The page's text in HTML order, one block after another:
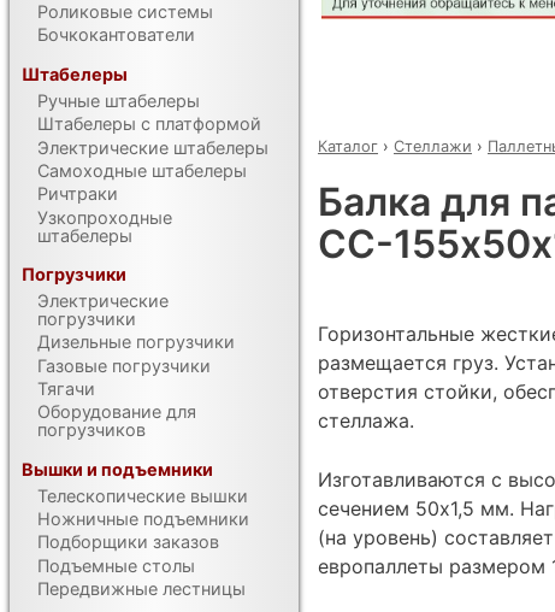
Каталог › Стеллажи ›
Балка для
СС-
Горизонтальные
размещается груз.
отверстия стойки,
стеллажа.
Изготавливаются с
сечением 50х1,5 мм.
(на уровень)
европаллеты размером
Роликовые системы
Бочкокантователи
Штабелеры
Ручные штабелеры
Штабелеры с платформой
Электрические штабелеры
Самоходные штабелеры
Ричтраки
Узкопроходные
штабелеры
Погрузчики
Электрические
погрузчики
Дизельные погрузчики
Газовые погрузчики
Тягачи
Оборудование для
погрузчиков
Вышки и подъемники
Телескопические вышки
Ножничные подъемники
Подборщики заказов
Подъемные столы
Передвижные лестницы